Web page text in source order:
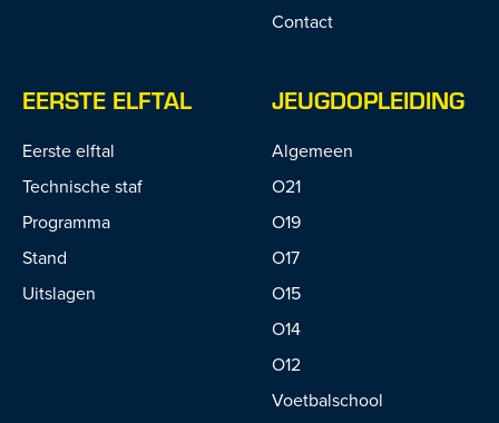
Contact
EERSTE ELFTAL
Eerste elftal
Technische staf
Programma
Stand
Uitslagen
JEUGDOPLEIDING
Algemeen
O21
O19
O17
O15
O14
O12
Voetbalschool